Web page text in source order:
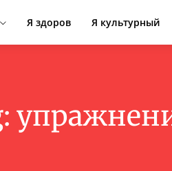
Я здоров Я культурный